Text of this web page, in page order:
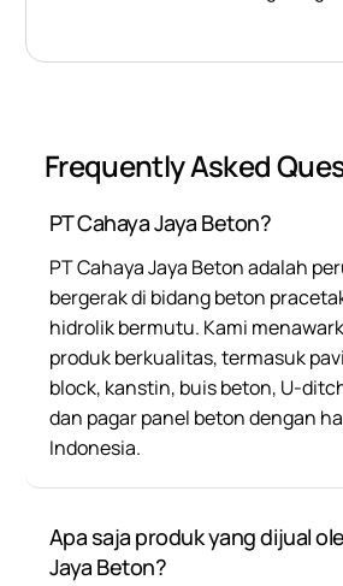
Frequently Asked
PT Cahaya Jaya Beton?
PT Cahaya Jaya Beton adalah
bergerak di bidang beton
hidrolik bermutu. Kami
produk berkualitas, termasuk
block, kanstin, buis beton, U-
dan pagar panel beton dengan
Indonesia.
Apa saja produk yang dijual
Jaya Beton?